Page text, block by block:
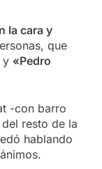
la cara y
que
y «Pedro
-con barro
resto de la
hablando